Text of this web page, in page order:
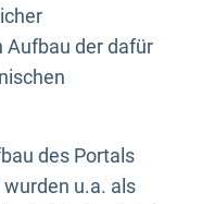
Aufbau der dafür
des Portals
u.a. als